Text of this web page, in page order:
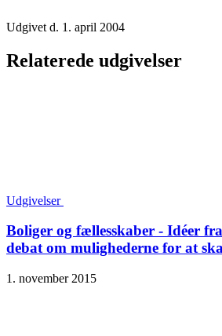
Udgivet d. 1. april 2004
Relaterede udgivelser
Udgivelser
Boliger og fællesskaber - Idéer
debat om mulighederne for at
1. november 2015